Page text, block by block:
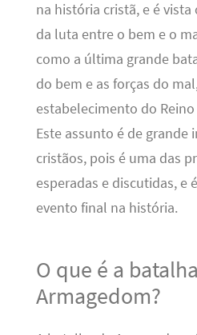
na história cristã, e é
da luta entre o bem e o
como a última grande
do bem e as forças do
estabelecimento do Reino
Este assunto é de grande
cristãos, pois é uma das
esperadas e discutidas, e
evento final na história.
O que é a
Armagedom?